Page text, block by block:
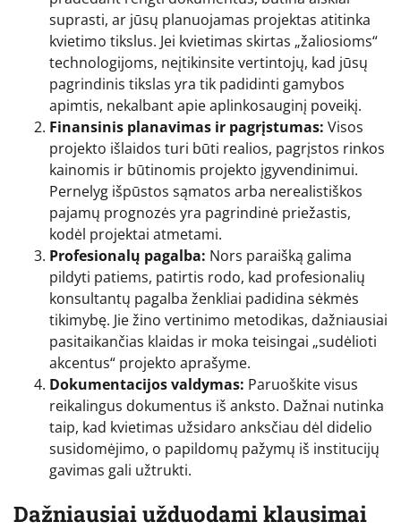
suprasti, ar jūsų planuojamas projektas atitinka
kvietimo tikslus. Jei kvietimas skirtas „žaliosioms“
technologijoms, neįtikinsite vertintojų, kad jūsų
pagrindinis tikslas yra tik padidinti gamybos
apimtis, nekalbant apie aplinkosauginį poveikį.
Finansinis planavimas ir pagrįstumas: Visos
projekto išlaidos turi būti realios, pagrįstos rinkos
kainomis ir būtinomis projekto įgyvendinimui.
Pernelyg išpūstos sąmatos arba nerealistiškos
pajamų prognozės yra pagrindinė priežastis,
kodėl projektai atmetami.
Profesionalų pagalba: Nors paraišką galima
pildyti patiems, patirtis rodo, kad profesionalių
konsultantų pagalba ženkliai padidina sėkmės
tikimybę. Jie žino vertinimo metodikas, dažniausiai
pasitaikančias klaidas ir moka teisingai „sudėlioti
akcentus“ projekto aprašyme.
Dokumentacijos valdymas: Paruoškite visus
reikalingus dokumentus iš anksto. Dažnai nutinka
taip, kad kvietimas užsidaro anksčiau dėl didelio
susidomėjimo, o papildomų pažymų iš institucijų
gavimas gali užtrukti.
Dažniausiai užduodami klausimai